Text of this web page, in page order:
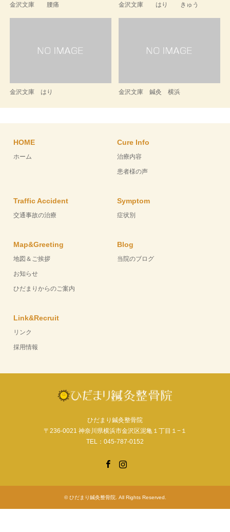
金沢文庫 腰痛 金沢文庫 はり きゅう
金沢文庫 はり 金沢文庫 鍼灸 横浜
HOME
ホーム
Cure Info
治療内容
患者様の声
Traffic Accident
交通事故の治療
Symptom
症状別
Map&Greeting
地図＆ご挨拶
お知らせ
ひだまりからのご案内
Blog
当院のブログ
Link&Recruit
リンク
採用情報
ひだまり鍼灸整骨院
〒236-0021 神奈川県横浜市金沢区泥亀１丁目１−１
TEL：045-787-0152
©ひだまり鍼灸整骨院. All Rights Reserved.